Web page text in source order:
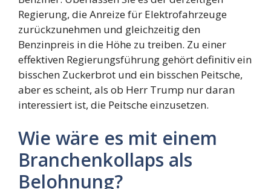
Regierung, die Anreize für Elektrofahrzeuge
zurückzunehmen und gleichzeitig den
Benzinpreis in die Höhe zu treiben. Zu einer
effektiven Regierungsführung gehört definitiv ein
bisschen Zuckerbrot und ein bisschen Peitsche,
aber es scheint, als ob Herr Trump nur daran
interessiert ist, die Peitsche einzusetzen.
Wie wäre es mit einem
Branchenkollaps als
Belohnung?